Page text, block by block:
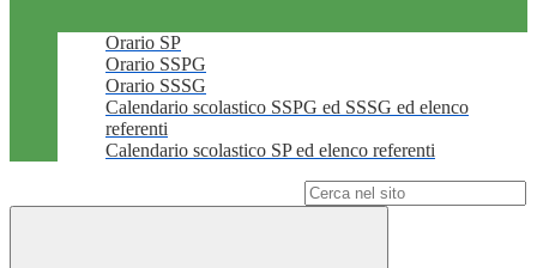
Orario SP
Orario SSPG
Orario SSSG
Calendario scolastico SSPG ed SSSG ed elenco
referenti
Calendario scolastico SP ed elenco referenti